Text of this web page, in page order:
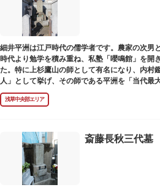
細井平洲は江戸時代の儒学者です。農家の次男
時代より勉学を積み重ね、私塾「嚶鳴館」を開
た。特に上杉鷹山の師として有名になり、内村
人」として挙げ、その師である平洲を「当代最
しています。お墓は天嶽院（てんがくいん）境
浅草中央部エリア
斎藤長秋三代墓